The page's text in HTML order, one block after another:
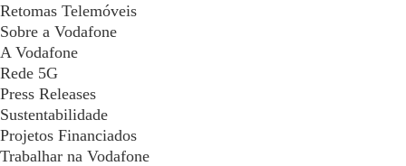
Retomas Telemóveis
Sobre a Vodafone
A Vodafone
Rede 5G
Press Releases
Sustentabilidade
Projetos Financiados
Trabalhar na Vodafone